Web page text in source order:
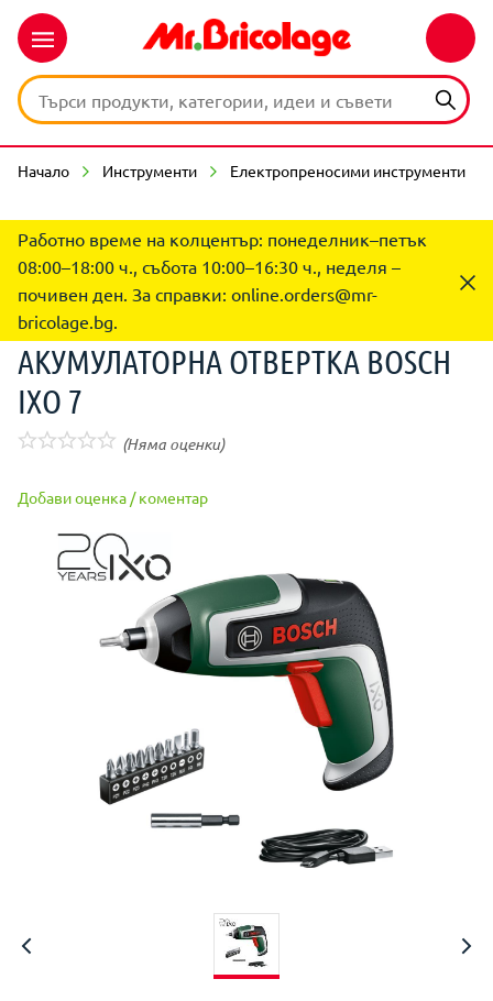
Начало Инструменти Електропреносими инструменти
Работно време на колцентър: понеделник–петък
08:00–18:00 ч., събота 10:00–16:30 ч., неделя –
почивен ден. За справки: online.orders@mr-
bricolage.bg.
АКУМУЛАТОРНА ОТВЕРТКА BOSCH
IXO 7
(Няма оценки)
Добави оценка / коментар